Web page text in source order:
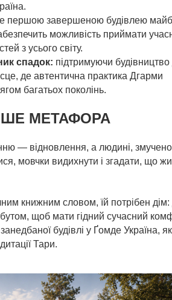
першою завершеною будівлею
можливість приймати
з усього світу.
спадок: підтримуючи
де автентична практика Дгарми
багатьох поколінь.
МЕТАФОРА
— відновлення, а людині,
мовчки видихнути і згадати, що
книжним словом, їй потрібен дім:
щоб мати гідний сучасний
будівлі у Ґомде Україна,
Тари.